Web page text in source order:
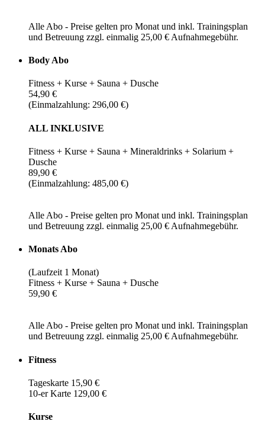
Alle Abo - Preise gelten pro Monat und inkl. Trainingsplan
und Betreuung zzgl. einmalig 25,00 € Aufnahmegebühr.
Body Abo
Fitness + Kurse + Sauna + Dusche
54,90 €
(Einmalzahlung: 296,00 €)
ALL INKLUSIVE
Fitness + Kurse + Sauna + Mineraldrinks + Solarium +
Dusche
89,90 €
(Einmalzahlung: 485,00 €)
Alle Abo - Preise gelten pro Monat und inkl. Trainingsplan
und Betreuung zzgl. einmalig 25,00 € Aufnahmegebühr.
Monats Abo
(Laufzeit 1 Monat)
Fitness + Kurse + Sauna + Dusche
59,90 €
Alle Abo - Preise gelten pro Monat und inkl. Trainingsplan
und Betreuung zzgl. einmalig 25,00 € Aufnahmegebühr.
Fitness
Tageskarte 15,90 €
10-er Karte 129,00 €
Kurse